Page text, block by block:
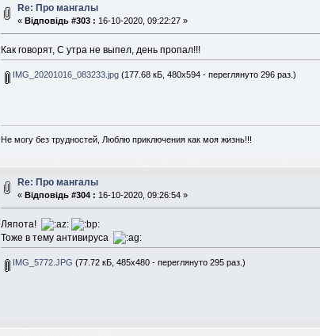
Re: Про мангалы
«Відповідь #303 : 16-10-2020, 09:22:27 »
Как говорят, С утра не выпел, день пропал!!!
IMG_20201016_083233.jpg (177.68 кБ, 480x594 - переглянуто 296 раз.)
Не могу без трудностей, Люблю приключения как моя жизнь!!!
Re: Про мангалы
«Відповідь #304 : 16-10-2020, 09:26:54 »
Ляпота!
Тоже в тему антивируса
IMG_5772.JPG (77.72 кБ, 485x480 - переглянуто 295 раз.)